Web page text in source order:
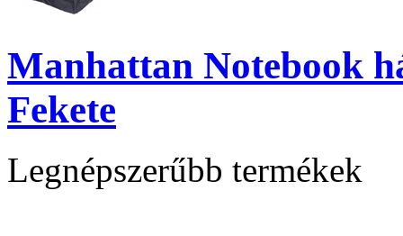
Manhattan Notebook
Fekete
Legnépszerűbb termékek